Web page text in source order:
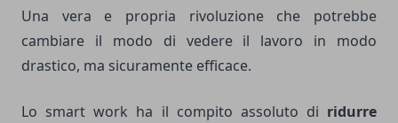
Una vera e propria rivoluzione che potrebbe
cambiare il modo di vedere il lavoro in modo
drastico, ma sicuramente efficace.
Lo smart work ha il compito assoluto di ridurre